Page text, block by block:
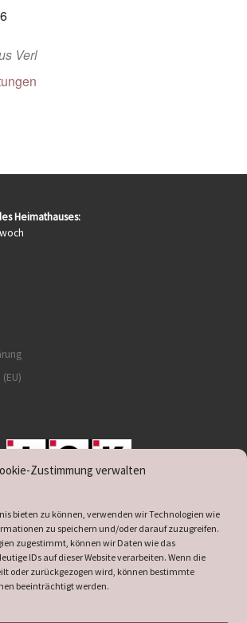
Zustimmung verwalten
bieten zu können, verwenden wir Technologien wie
zu speichern und/oder darauf zuzugreifen.
zugestimmt, können wir Daten wie das
IDs auf dieser Website verarbeiten. Wenn die
oder zurückgezogen wird, können bestimmte
beeinträchtigt werden.
Verl
Heimathauses:
supported by DÖ